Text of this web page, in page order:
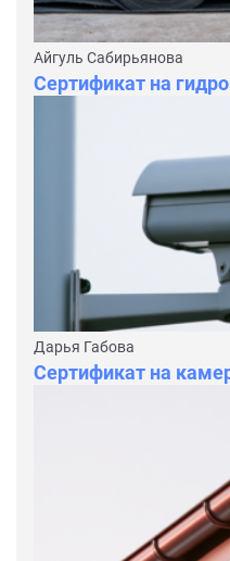
Айгуль Сабирьянова
Сертификат на
Дарья Габова
Сертификат на